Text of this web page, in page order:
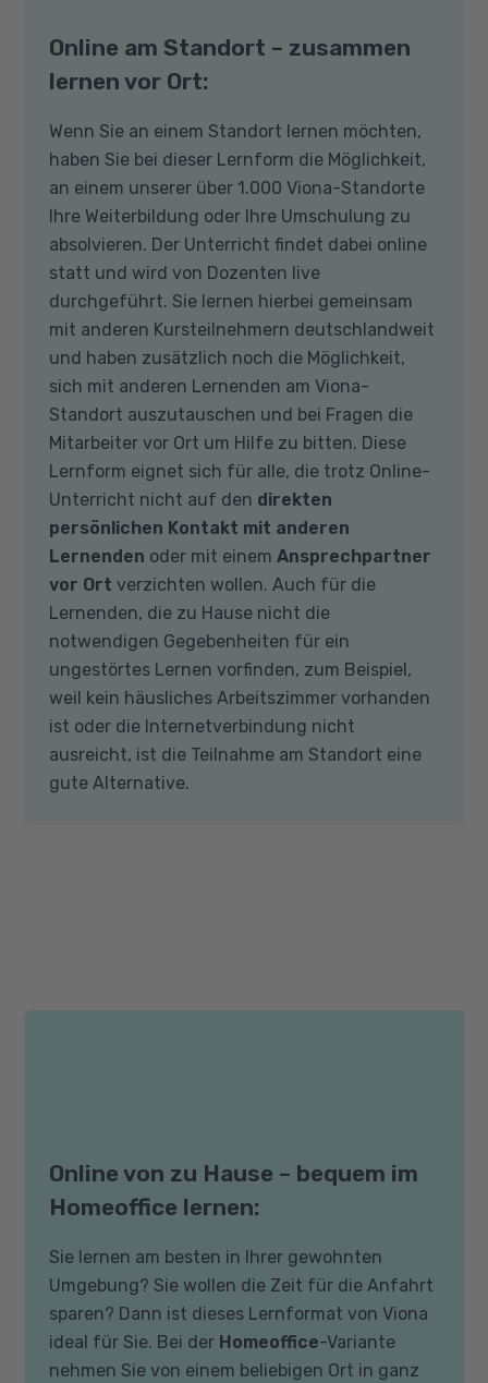
Online am Standort – zusammen
lernen vor Ort:
Wenn Sie an einem Standort lernen möchten,
haben Sie bei dieser Lernform die Möglichkeit,
an einem unserer über 1.000 Viona-Standorte
Ihre Weiterbildung oder Ihre Umschulung zu
absolvieren. Der Unterricht findet dabei online
statt und wird von Dozenten live
durchgeführt. Sie lernen hierbei gemeinsam
mit anderen Kursteilnehmern deutschlandweit
und haben zusätzlich noch die Möglichkeit,
sich mit anderen Lernenden am Viona-
Standort auszutauschen und bei Fragen die
Mitarbeiter vor Ort um Hilfe zu bitten. Diese
Lernform eignet sich für alle, die trotz Online-
Unterricht nicht auf den direkten
persönlichen Kontakt mit anderen
Lernenden oder mit einem Ansprechpartner
vor Ort verzichten wollen. Auch für die
Lernenden, die zu Hause nicht die
notwendigen Gegebenheiten für ein
ungestörtes Lernen vorfinden, zum Beispiel,
weil kein häusliches Arbeitszimmer vorhanden
ist oder die Internetverbindung nicht
ausreicht, ist die Teilnahme am Standort eine
gute Alternative.
Online von zu Hause – bequem im
Homeoffice lernen:
Sie lernen am besten in Ihrer gewohnten
Umgebung? Sie wollen die Zeit für die Anfahrt
sparen? Dann ist dieses Lernformat von Viona
ideal für Sie. Bei der Homeoffice-Variante
nehmen Sie von einem beliebigen Ort in ganz